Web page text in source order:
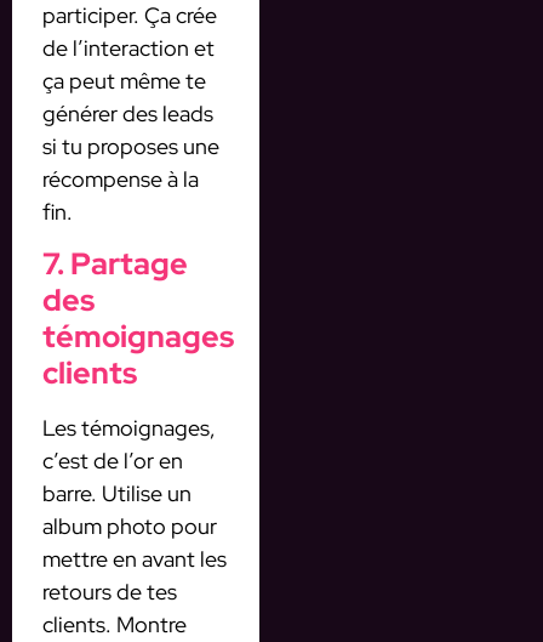
participer. Ça crée
de l’interaction et
ça peut même te
générer des leads
si tu proposes une
récompense à la
fin.
7. Partage
des
témoignages
clients
Les témoignages,
c’est de l’or en
barre. Utilise un
album photo pour
mettre en avant les
retours de tes
clients. Montre